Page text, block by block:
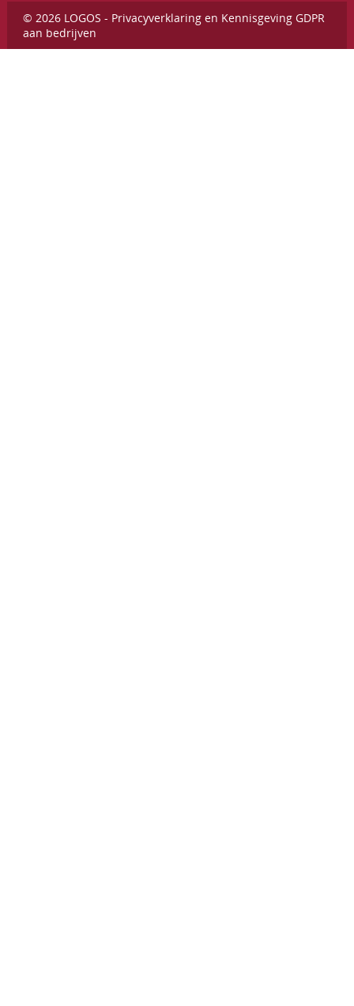
© 2026 LOGOS - Privacyverklaring en Kennisgeving GDPR
aan bedrijven